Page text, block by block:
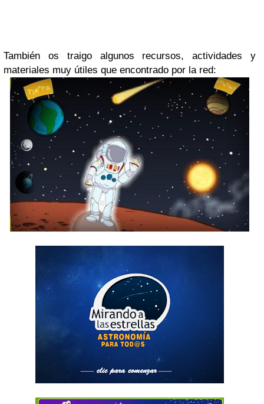
También os traigo algunos recursos, actividades y
materiales muy útiles que encontrado por la red: